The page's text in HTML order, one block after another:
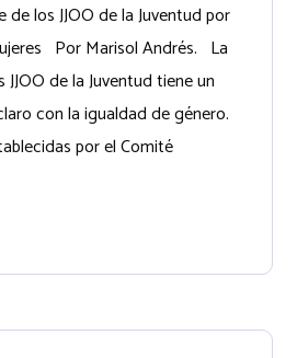
de los JJOO de la Juventud por
Por Marisol Andrés. La
de la Juventud tiene un
con la igualdad de género.
por el Comité